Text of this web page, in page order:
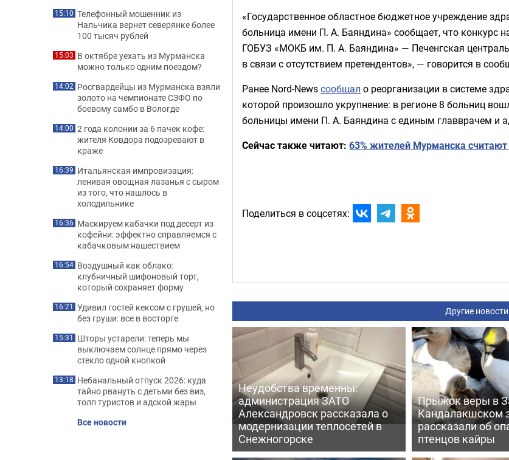
«Государственное областное бюджетное учреждение
больница имени П. А. Баяндина» сообщает, что конкурс
ГОБУЗ «МОКБ им. П. А. Баяндина» — Печенгская
в связи с отсутствием претендентов», — говорится в
Ранее Nord-Newsсообщал о реорганизации в системе
которой произошло укрупнение: в регионе 8 больниц
больницы имени П. А. Баяндина с единым главврачем и
Сейчас также читают: 63% жителей Мурманска
Поделиться в соцсетях:
Другие
Неудобства временны:
администрация ЗАТО
Александровск рассказала о
модернизации теплосетей в
Снежногорске
Прыжок веры в
Кандалакшском
рассказали об
птенцов кайры
15:10 Телефонный мошенник из
Нальчика вернет северянке более
100 тысяч рублей
15:03 В октябре уехать из Мурманска
можно только одним поездом?
14:02 Росгвардейцы из Мурманска взяли
золото на чемпионате СЗФО по
боевому самбо в Вологде
14:00 2 года колонии за 6 пачек кофе:
жителя Ковдора подозревают в
краже
16:39 Итальянская импровизация:
ленивая овощная лазанья с сыром
из того, что нашлось в
холодильнике
16:36 Маскируем кабачки под десерт из
кофейни: эффектно справляемся с
кабачковым нашествием
16:54 Воздушный как облако:
клубничный шифоновый торт,
который сохраняет форму
16:21 Удивил гостей кексом с грушей, но
без груши: все в восторге
15:31 Шторы устарели: теперь мы
выключаем солнце прямо через
стекло одной кнопкой
13:18 Небанальный отпуск 2026: куда
тайно рвануть с детьми без виз,
толп туристов и адской жары
Все новости